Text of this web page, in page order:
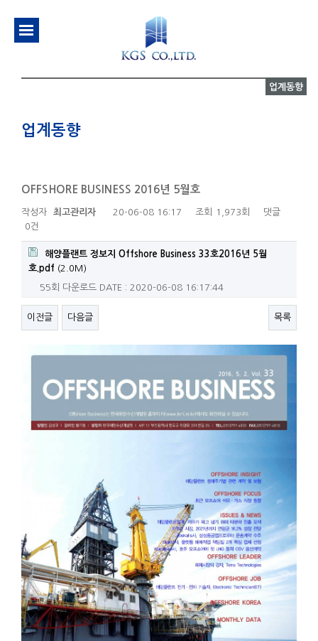
업계동향
업계동향
OFFSHORE BUSINESS 2016년 5월호
작성자 최고관리자 20-06-08 16:17 조회 1,973회
댓글
0건
해양플랜트 정보지 Offshore Business 33호2016년 5월
호.pdf (2.0M)
55회 다운로드 DATE : 2020-06-08 16:17:44
이전글 다음글 목록